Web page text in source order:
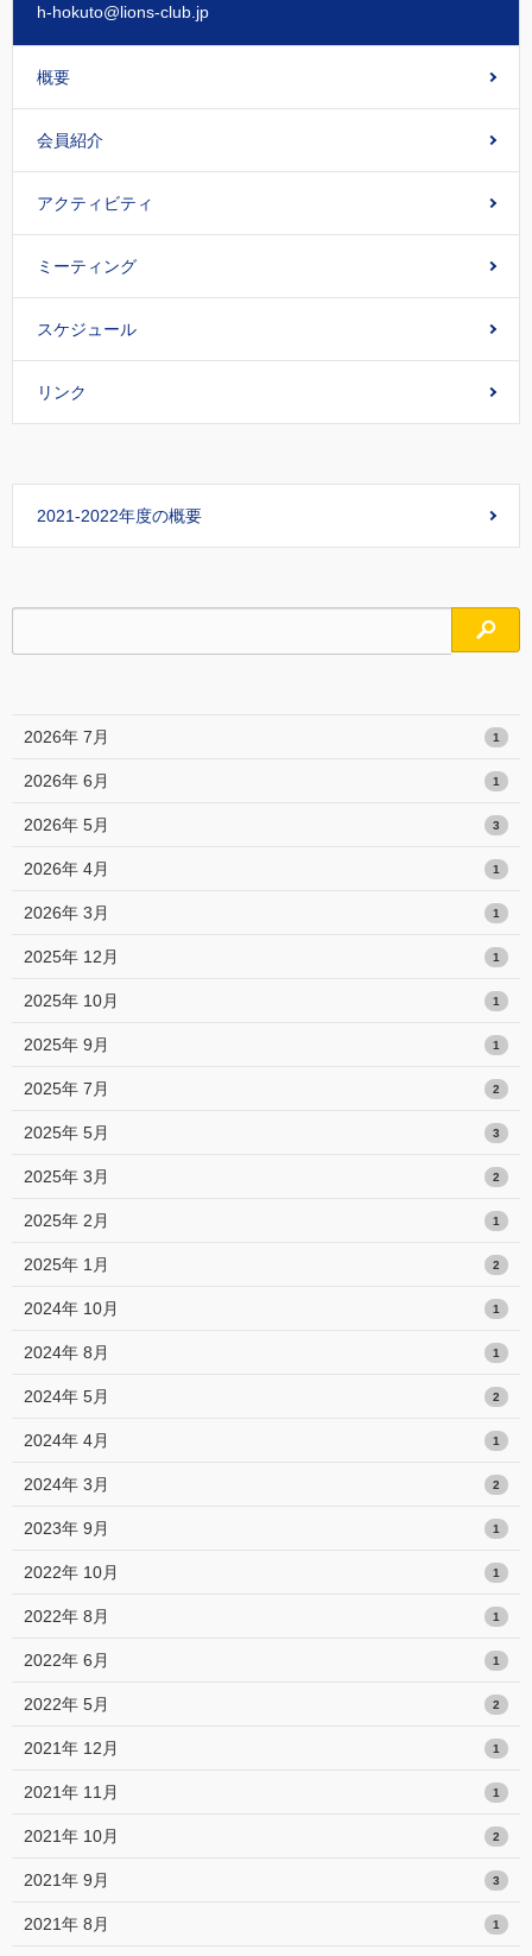
h-hokuto@lions-club.jp
概要
会員紹介
アクティビティ
ミーティング
スケジュール
リンク
2021-2022年度の概要
検索
2026年 7月 1
2026年 6月 1
2026年 5月 3
2026年 4月 1
2026年 3月 1
2025年 12月 1
2025年 10月 1
2025年 9月 1
2025年 7月 2
2025年 5月 3
2025年 3月 2
2025年 2月 1
2025年 1月 2
2024年 10月 1
2024年 8月 1
2024年 5月 2
2024年 4月 1
2024年 3月 2
2023年 9月 1
2022年 10月 1
2022年 8月 1
2022年 6月 1
2022年 5月 2
2021年 12月 1
2021年 11月 1
2021年 10月 2
2021年 9月 3
2021年 8月 1